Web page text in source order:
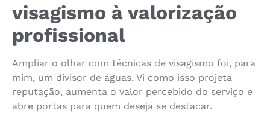
visagismo à valorização
profissional
Ampliar o olhar com técnicas de visagismo foi, para
mim, um divisor de águas. Vi como isso projeta
reputação, aumenta o valor percebido do serviço e
abre portas para quem deseja se destacar.